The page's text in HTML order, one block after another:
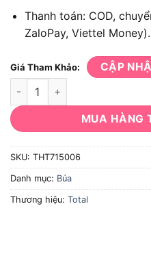
Thanh toán: COD,
ZaloPay, Viettel Money).
Giá Tham Khảo: CẬP
Búa đóng đinh đầu dẹp Total
MUA HÀNG
SKU: THT715006
Danh mục: Búa
Thương hiệu: Total